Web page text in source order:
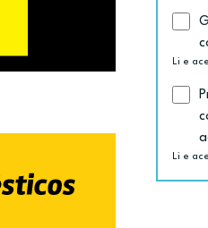
Li e
Li e